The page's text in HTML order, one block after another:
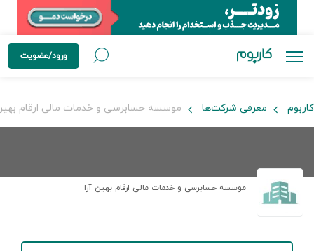
ورود/عضویت
کاربوم معرفی شرکت‌ها موسسه حسابرسی و خدمات مالی ارقام
موسسه حسابرسی و خدمات مالی ارقام بهین آرا